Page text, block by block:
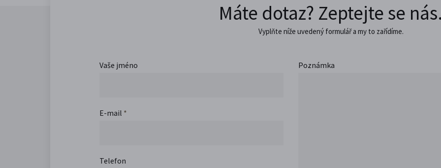
Máte dotaz? Zeptejte se
Vyplňte níže uvedený formulář a my to zařídíme.
Vaše jméno
E-mail *
Telefon
Poznámka